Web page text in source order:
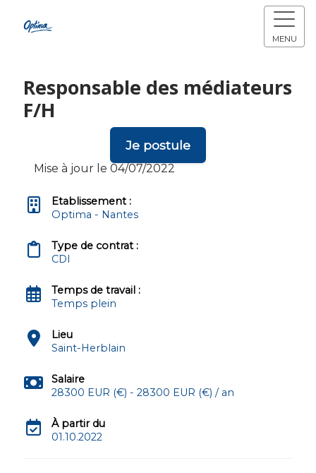
MENU
Responsable des médiateurs
F/H
Je postule
Mise à jour le 04/07/2022
Etablissement :
Optima - Nantes
Type de contrat :
CDI
Temps de travail :
Temps plein
Lieu
Saint-Herblain
Salaire
28300 EUR (€) - 28300 EUR (€) / an
À partir du
01.10.2022